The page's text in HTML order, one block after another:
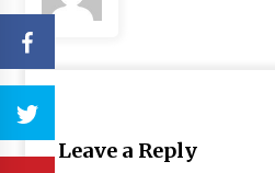
Leave a Reply